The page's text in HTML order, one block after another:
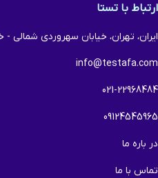
ارتباط با تستا
ایران، تهران، خیابان سهروردی شمالی -
info@testafa.com
021-22968484
09124545965
در باره ما
تماس با ما